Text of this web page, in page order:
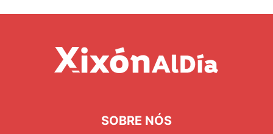
SOBRE NÓS